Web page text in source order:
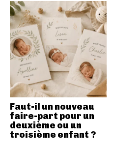
Faut-il un nouveau
faire-part pour un
deuxième ou un
troisième enfant ?